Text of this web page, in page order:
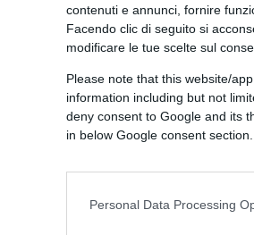
contenuti e annunci, fornire
Facendo clic di seguito si
modificare le tue scelte sul
Please note that this website/
information including but not
deny consent to Google and its
in below Google consent section.
Personal Data Processing